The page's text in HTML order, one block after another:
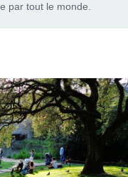
par tout le monde.